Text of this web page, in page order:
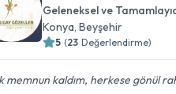
Geleneksel ve
Konya ,Beyşehir
5 (23 Değerlendirme)
memnun kaldım, herkese gönül